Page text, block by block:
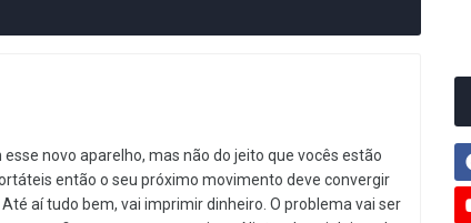
novo aparelho, mas não do jeito que vocês estão
então o seu próximo movimento deve convergir
aí tudo bem, vai imprimir dinheiro. O problema vai ser